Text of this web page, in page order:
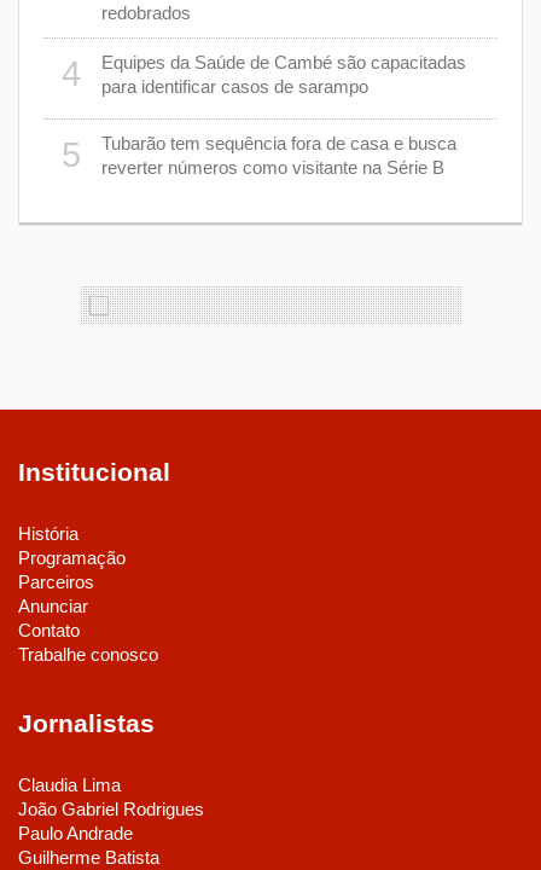
redobrados
4
Equipes da Saúde de Cambé são capacitadas
para identificar casos de sarampo
5
Tubarão tem sequência fora de casa e busca
reverter números como visitante na Série B
Institucional
História
Programação
Parceiros
Anunciar
Contato
Trabalhe conosco
Jornalistas
Claudia Lima
João Gabriel Rodrigues
Paulo Andrade
Guilherme Batista